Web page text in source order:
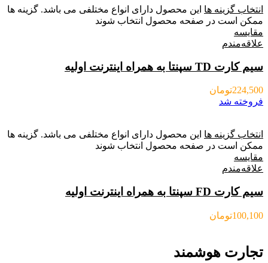
انتخاب گزینه ها این محصول دارای انواع مختلفی می باشد. گزینه ها
ممکن است در صفحه محصول انتخاب شوند
مقایسه
علاقه‌مندم
سیم کارت TD سپنتا به همراه اینترنت اولیه
224,500تومان
فروخته شد
انتخاب گزینه ها این محصول دارای انواع مختلفی می باشد. گزینه ها
ممکن است در صفحه محصول انتخاب شوند
مقایسه
علاقه‌مندم
سیم کارت FD سپنتا به همراه اینترنت اولیه
100,100تومان
تجارت هوشمند